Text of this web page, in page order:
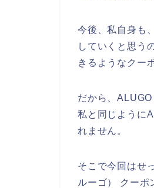
今後、私自身も
していくと思う
きるようなクー
だから、
私と同じように
れません。
そこで今回はせ
ルーゴ） クーポ